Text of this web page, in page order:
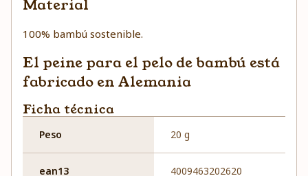
Material
100% bambú sostenible.
El peine para el pelo de bambú está
fabricado en Alemania
Ficha técnica
Peso 20 g
ean13 4009463202620